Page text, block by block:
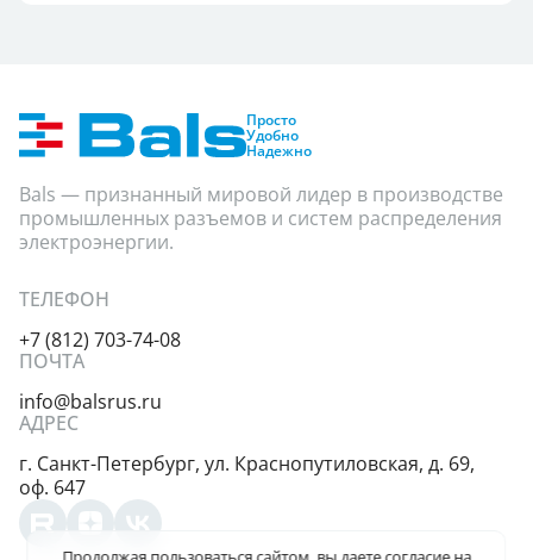
Просто
Удобно
Надежно
Bals — признанный мировой лидер в производстве
промышленных разъемов и систем распределения
электроэнергии.
ТЕЛЕФОН
+7 (812) 703-74-08
ПОЧТА
info@balsrus.ru
АДРЕС
г. Санкт-Петербург, ул. Краснопутиловская, д. 69,
оф. 647